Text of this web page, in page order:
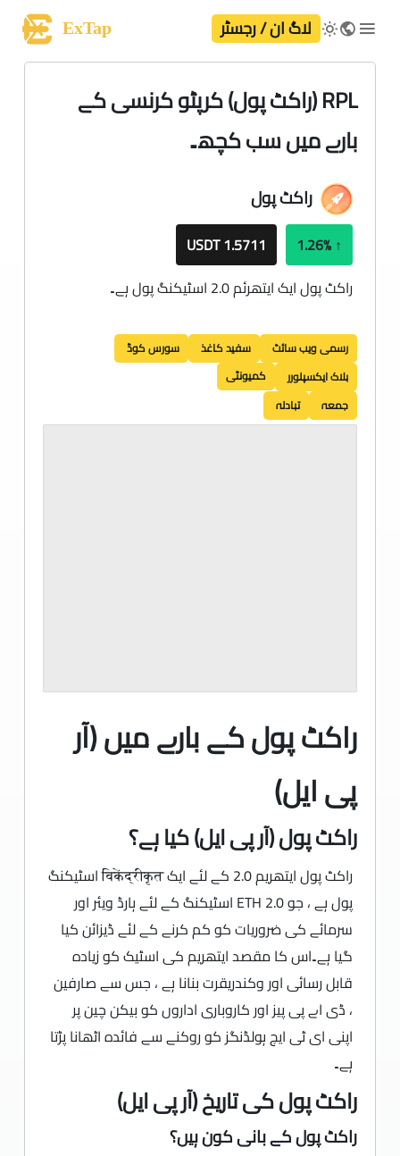
ExTap لاگ ان / رجسٹر
RPL (راکٹ پول) کرپٹو کرنسی کے
بارے میں سب کچھ۔
راکٹ پول
↑
1.26%
1.5711 USDT
راکٹ پول ایک ایتھرئم 2.0 اسٹیکنگ پول ہے۔
رسمی ویب سائٹ سفید کاغذ
سورس کوڈ
بلاک ایکسپلورر
کمیونٹی
جمعہ
تبادلہ
راکٹ پول کے بارے میں (آر
پی ایل)
راکٹ پول (آر پی ایل) کیا ہے؟
راکٹ پول ایتھریم 2.0 کے لئے ایک विकेंद्रीकृत اسٹیکنگ
پول ہے ، جو ETH 2.0 اسٹیکنگ کے لئے ہارڈ ویئر اور
سرمائے کی ضروریات کو کم کرنے کے لئے ڈیزائن کیا
گیا ہے۔اس کا مقصد ایتھریم کی اسٹیک کو زیادہ
قابل رسائی اور وکندریقرت بنانا ہے ، جس سے صارفین
، ڈی اے پی پیز اور کاروباری اداروں کو بیکن چین پر
اپنی ای ٹی ایچ ہولڈنگز کو روکنے سے فائدہ اٹھانا پڑتا
ہے۔
راکٹ پول کی تاریخ (آر پی ایل)
راکٹ پول کے بانی کون ہیں؟